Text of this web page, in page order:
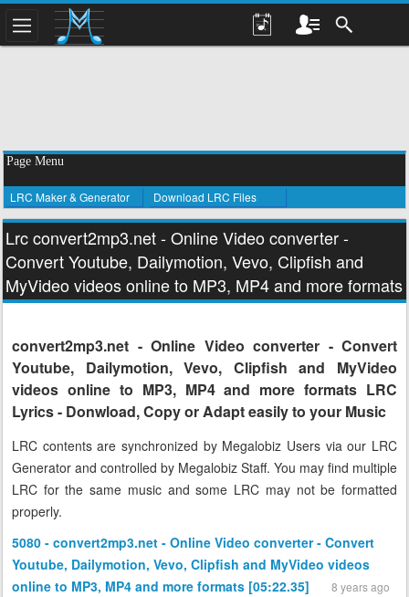
Page Menu
LRC Maker & Generator Download LRC Files
Lrc convert2mp3.net - Online Video converter -
Convert Youtube, Dailymotion, Vevo, Clipfish and
MyVideo videos online to MP3, MP4 and more formats
convert2mp3.net - Online Video converter - Convert
Youtube, Dailymotion, Vevo, Clipfish and MyVideo
videos online to MP3, MP4 and more formats LRC
Lyrics - Donwload, Copy or Adapt easily to your Music
LRC contents are synchronized by Megalobiz Users via our LRC
Generator and controlled by Megalobiz Staff. You may find multiple
LRC for the same music and some LRC may not be formatted
properly.
5080 - convert2mp3.net - Online Video converter - Convert
Youtube, Dailymotion, Vevo, Clipfish and MyVideo videos
online to MP3, MP4 and more formats [05:22.35]
8 years ago